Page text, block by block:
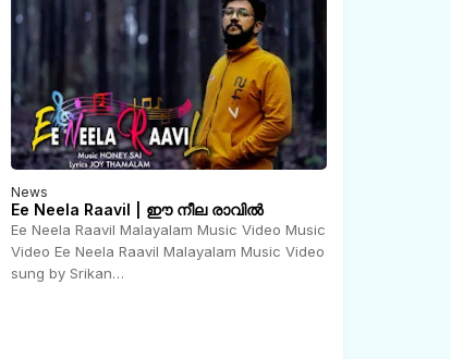
News
Ee Neela Raavil | ഈ നീല രാവിൽ
Ee Neela Raavil Malayalam Music Video Music
Video Ee Neela Raavil Malayalam Music Video
sung by Srikan…